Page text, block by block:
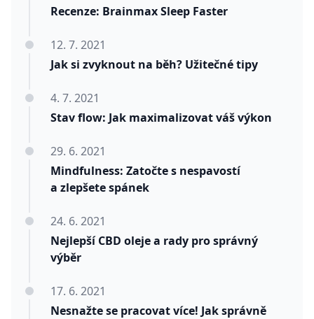
Recenze: Brainmax Sleep Faster
Jak si zvyknout na běh? Užitečné tipy
12. 7. 2021
Stav flow: Jak maximalizovat váš výkon
4. 7. 2021
Mindfulness: Zatočte s nespavostí
a zlepšete spánek
29. 6. 2021
Nejlepší CBD oleje a rady pro správný
výběr
24. 6. 2021
Nesnažte se pracovat více! Jak správně
17. 6. 2021